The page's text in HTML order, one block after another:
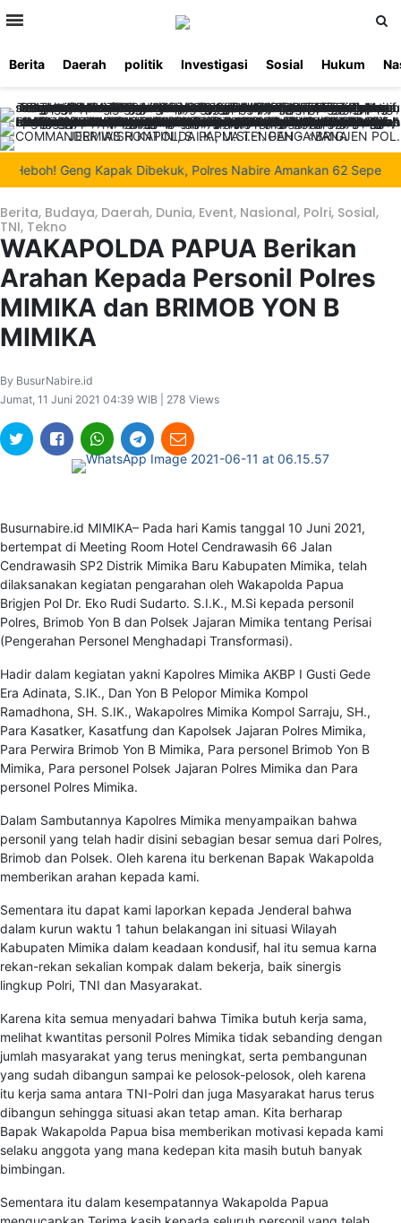
Berita Daerah politik Investigasi Sosial Hukum
Geng Kapak Dibekuk, Polres Nabire Amankan 62 Sepeda
Berita, Budaya, Daerah, Dunia, Event, Nasional, Polri, Sosial,
TNI, Tekno
WAKAPOLDA PAPUA Berikan
Arahan Kepada Personil Polres
MIMIKA dan BRIMOB YON B
MIMIKA
By BusurNabire.id
Jumat, 11 Juni 2021 04:39 WIB | 278 Views
Busurnabire.id MIMIKA– Pada hari Kamis tanggal 10 Juni 2021,
bertempat di Meeting Room Hotel Cendrawasih 66 Jalan
Cendrawasih SP2 Distrik Mimika Baru Kabupaten Mimika, telah
dilaksanakan kegiatan pengarahan oleh Wakapolda Papua
Brigjen Pol Dr. Eko Rudi Sudarto. S.I.K., M.Si kepada personil
Polres, Brimob Yon B dan Polsek Jajaran Mimika tentang Perisai
(Pengerahan Personel Menghadapi Transformasi).
Hadir dalam kegiatan yakni Kapolres Mimika AKBP I Gusti Gede
Era Adinata, S.IK., Dan Yon B Pelopor Mimika Kompol
Ramadhona, SH. S.IK., Wakapolres Mimika Kompol Sarraju, SH.,
Para Kasatker, Kasatfung dan Kapolsek Jajaran Polres Mimika,
Para Perwira Brimob Yon B Mimika, Para personel Brimob Yon B
Mimika, Para personel Polsek Jajaran Polres Mimika dan Para
personel Polres Mimika.
Dalam Sambutannya Kapolres Mimika menyampaikan bahwa
personil yang telah hadir disini sebagian besar semua dari Polres,
Brimob dan Polsek. Oleh karena itu berkenan Bapak Wakapolda
memberikan arahan kepada kami.
Sementara itu dapat kami laporkan kepada Jenderal bahwa
dalam kurun waktu 1 tahun belakangan ini situasi Wilayah
Kabupaten Mimika dalam keadaan kondusif, hal itu semua karna
rekan-rekan sekalian kompak dalam bekerja, baik sinergis
lingkup Polri, TNI dan Masyarakat.
Karena kita semua menyadari bahwa Timika butuh kerja sama,
melihat kwantitas personil Polres Mimika tidak sebanding dengan
jumlah masyarakat yang terus meningkat, serta pembangunan
yang sudah dibangun sampai ke pelosok-pelosok, oleh karena
itu kerja sama antara TNI-Polri dan juga Masyarakat harus terus
dibangun sehingga situasi akan tetap aman. Kita berharap
Bapak Wakapolda Papua bisa memberikan motivasi kepada kami
selaku anggota yang mana kedepan kita masih butuh banyak
bimbingan.
Sementara itu dalam kesempatannya Wakapolda Papua